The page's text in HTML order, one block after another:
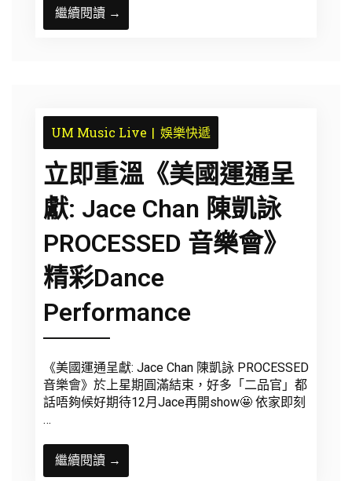
繼續閱讀 →
UM Music Live 娛樂快遞
立即重溫《美國運通呈
獻: Jace Chan 陳凱詠
PROCESSED 音樂會》
精彩Dance
Performance
《美國運通呈獻: Jace Chan 陳凱詠 PROCESSED
音樂會》於上星期圓滿結束，好多「二品官」都
話唔夠候好期待12月Jace再開show🤩 依家即刻
…
繼續閱讀 →